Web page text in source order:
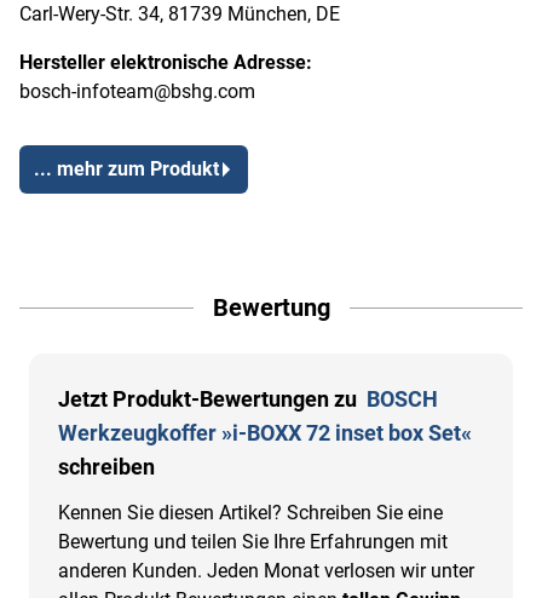
Carl-Wery-Str. 34, 81739 München, DE
Hersteller elektronische Adresse:
bosch-infoteam@bshg.com
... mehr zum Produkt
Bewertung
Jetzt Produkt-Bewertungen zu BOSCH
Werkzeugkoffer »i-BOXX 72 inset box Set«
schreiben
Kennen Sie diesen Artikel? Schreiben Sie eine
Bewertung und teilen Sie Ihre Erfahrungen mit
anderen Kunden. Jeden Monat verlosen wir unter